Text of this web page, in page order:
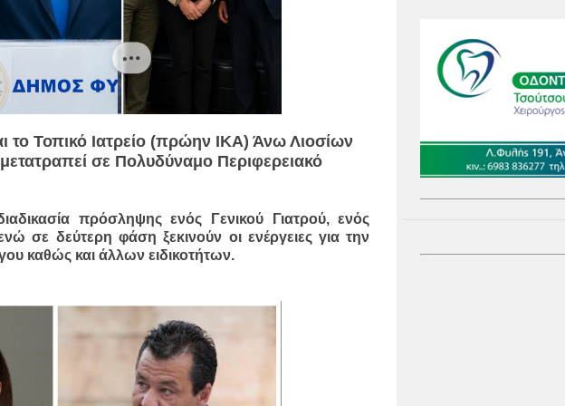
το Τοπικό Ιατρείο (πρώην ΙΚΑ) Άνω Λιοσίων
σε Πολυδύναμο Περιφερειακό
πρόσληψης ενός Γενικού Γιατρού, ενός
σε δεύτερη φάση ξεκινούν οι ενέργειες για την
καθώς και άλλων ειδικοτήτων.